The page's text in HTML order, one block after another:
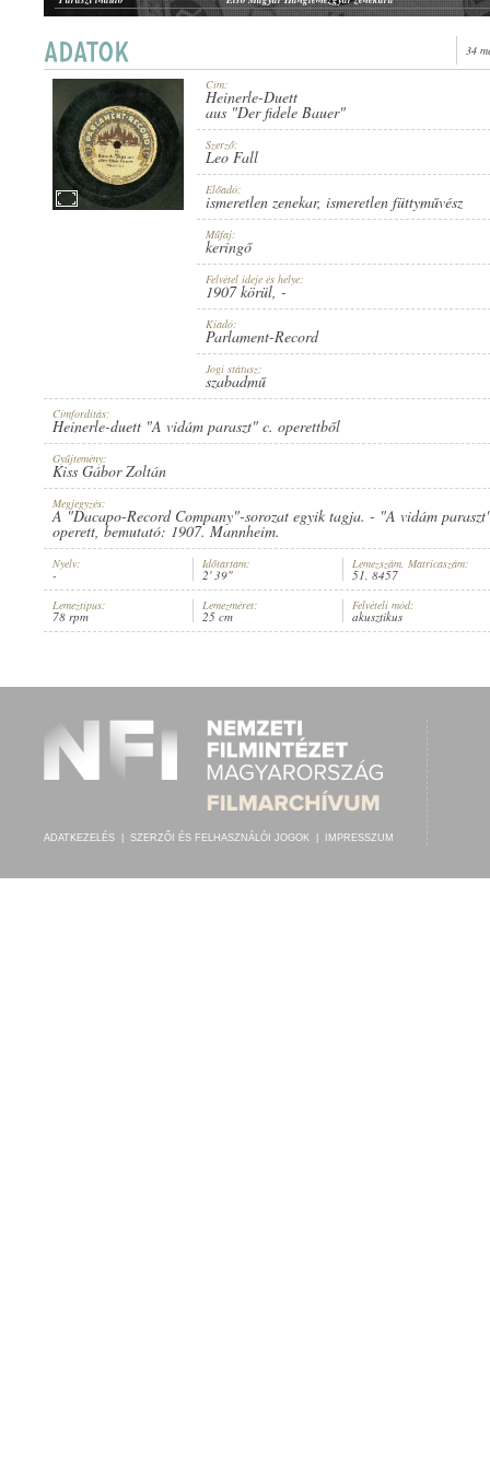
ELŐADÓ: ISMERETLEN ZENEKAR,ISMERETLEN FÜTTYMŰVÉSZ
MEGJELENÉS IDEJE: 1907 KÖRÜL
PARLAMENT-RECORD
51
34
Cím:
Heinerle-Duett
aus "Der fidele Bauer"
Szerző:
Leo Fall
Előadó:
ismeretlen zenekar, ismeretlen füttyművész
Műfaj:
keringő
Felvétel ideje és helye:
1907 körül, -
Kiadó:
Parlament-Record
Jogi státusz:
szabadmű
Címfordítás:
Heinerle-duett "A vidám paraszt" c. operettből
Gyűjtemény:
Kiss Gábor Zoltán
Megjegyzés:
A "Dacapo-Record Company"-sorozat egyik tagja. - "A vidám
operett, bemutató: 1907. Mannheim.
Nyelv:
-
Időtartam:
2' 39"
Lemezszám, Matricaszám:
51, 8457
Lemeztípus:
78 rpm
Lemezméret:
25 cm
Felvételi mód:
akusztikus
ADATKEZELÉS SZERZŐI ÉS FELHASZNÁLÓI JOGOK IMPRESSZUM